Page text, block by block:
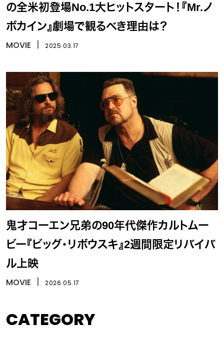
の全米初登場No.1大ヒットスタート！『Mr.ノ
ボカイン』劇場で観るべき理由は？
MOVIE 2025.03.17
鬼才コーエン兄弟の90年代傑作カルトムー
ビー『ビッグ・リボウスキ』2週間限定リバイバ
ル上映
MOVIE 2026.05.17
CATEGORY